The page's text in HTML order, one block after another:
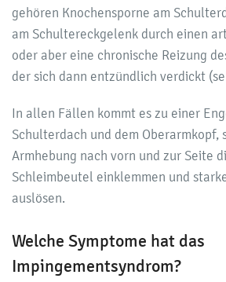
gehören Knochensporne am
am Schultereckgelenk durch einen
oder aber eine chronische Reizung
der sich dann entzündlich verdickt
In allen Fällen kommt es zu einer
Schulterdach und dem Oberarmkopf,
Armhebung nach vorn und zur Seite
Schleimbeutel einklemmen und
auslösen.
Welche Symptome hat das
Impingementsyndrom?